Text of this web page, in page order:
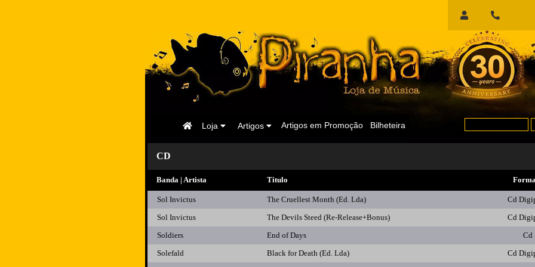
Início
Sessão
Bilheteira
Artigos em Promoção
Artigos
Loja
Página
CD
Banda | Artista Titulo
Sol Invictus The Cruellest Month (Ed. Lda) Cd
Sol Invictus
The Devils Steed (Re-Release+Bonus) Cd
Soldiers
End of Days Cd
Solefald
Black for Death (Ed. Lda) Cd